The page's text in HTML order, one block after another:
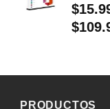
$
$
PRODUCTOS